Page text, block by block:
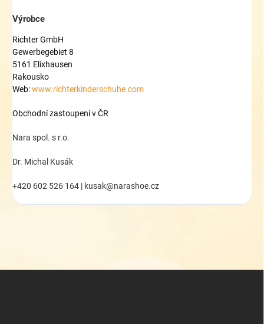
Výrobce
Richter GmbH
Gewerbegebiet 8
5161 Elixhausen
Rakousko
Web:www.richterkinderschuhe.com
Obchodní zastoupení v ČR
Nara spol. s r.o.
Dr. Michal Kusák
+420 602 526 164 | kusak@narashoe.cz